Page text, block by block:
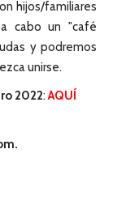
hijos/familiares
cabo un "café
y podremos
unirse.
2022:AQUÍ